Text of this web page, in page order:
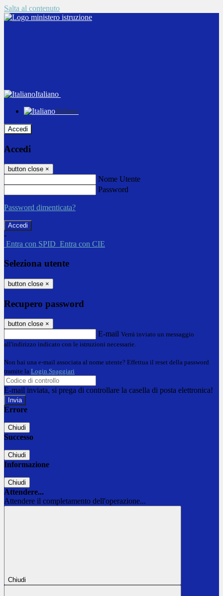
Salta al contenuto
Italiano
Italiano
Accedi
Accedi
button close ×
Nome Utente
Password
Password dimenticata?
-
Entra con SPID Entra con CIE
Seleziona utente
button close ×
Recupero password
button close ×
E-mail Verrà inviato un messaggio
all'indirizzo indicato con le istruzioni necessarie.
Non hai una e-mail associata al nome utente? Effettua il reset della password
tramite la Login Spaggiari
E-mail inviata, si prega di controllare la casella di posta elettronica!
Errore
Chiudi
Successo
Chiudi
Informazione
Chiudi
Attendere...
Attendere il completamento dell'operazione...
Chiudi